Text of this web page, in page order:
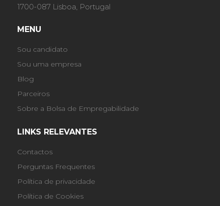
1700-087 Lisboa, Portugal
MENU
Sou candidato
Sou uma empresa
Blog
Parceiros
Sobre a Bolsa de Empregabilidade
LINKS RELEVANTES
Contactos
Perguntas Frequentes
Política de privacidade
Política de Cookies